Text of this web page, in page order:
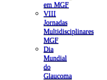
em MGF
VIII
Jornadas
Multidisciplinares
MGF
Dia
Mundial
do
Glaucoma